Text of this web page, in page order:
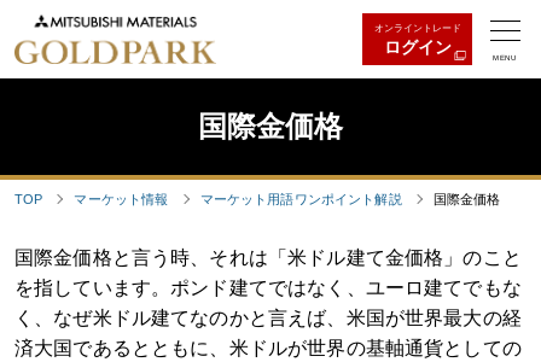
オンライントレード
ログイン
MENU
国際金価格
TOP マーケット情報 マーケット用語ワンポイント解説 国際金価格
国際金価格と言う時、それは「米ドル建て金価格」のこと
を指しています。ポンド建てではなく、ユーロ建てでもな
く、なぜ米ドル建てなのかと言えば、米国が世界最大の経
済大国であるとともに、米ドルが世界の基軸通貨としての